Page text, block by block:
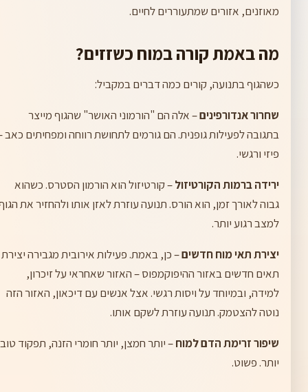
מאוזנים, אזורים שמתעוררים לחיים.
מה באמת קורה במוח כשזזים?
כשהגוף בתנועה, קורים כמה דברים במקביל:
שחרור אנדורפינים– אלה הם "הורמוני האושר" שהגוף מייצר
בתגובה לפעילות גופנית. הם גורמים לתחושת רווחה ומפחיתים כאב
פיזי ורגשי.
ירידה ברמות הקורטיזול– קורטיזול הוא הורמון הסטרס. כשהוא
גבוה לאורך זמן, הוא הורס. תנועה עוזרת לאזן אותו ולהחזיר את
למצב רגוע יותר.
יצירת תאי מוח חדשים– כן, באמת. פעילות אירובית מגבירה יצירת
תאים חדשים באזור ההיפוקמפוס – האזור שאחראי על זיכרון,
למידה, ובמיוחד על ויסות רגשי. אצל אנשים עם דיכאון, האזור הזה
נוטה להצטמק. תנועה עוזרת לשקם אותו.
שיפור זרימת הדם למוח– יותר חמצן, יותר חומרי הזנה, תפקוד טוב
יותר. פשוט.